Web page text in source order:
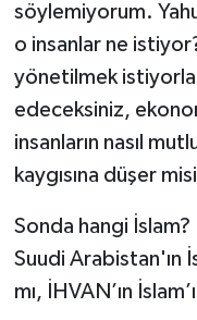
söylemiyorum.
o insanlar ne
yönetilmek
edeceksiniz,
insanların nasıl
kaygısına düşer
Sonda hangi İslam?
Suudi Arabistan'ın
mı, İHVAN’ın